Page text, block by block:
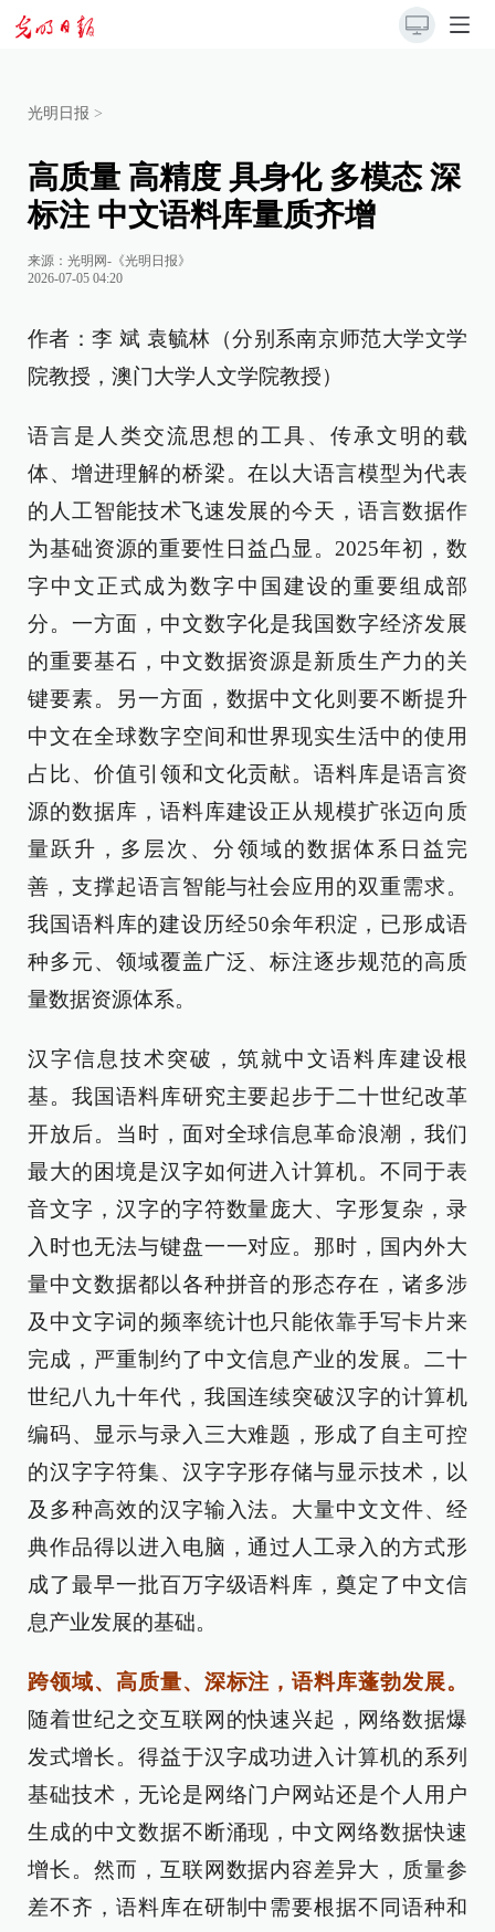
光明日报 >
高质量 高精度 具身化 多模态 深
标注 中文语料库量质齐增
来源： 光明网-《光明日报》
2026-07-05 04:20
作者：李 斌 袁毓林（分别系南京师范大学文学
院教授，澳门大学人文学院教授）
语言是人类交流思想的工具、传承文明的载
体、增进理解的桥梁。在以大语言模型为代表
的人工智能技术飞速发展的今天，语言数据作
为基础资源的重要性日益凸显。2025年初，数
字中文正式成为数字中国建设的重要组成部
分。一方面，中文数字化是我国数字经济发展
的重要基石，中文数据资源是新质生产力的关
键要素。另一方面，数据中文化则要不断提升
中文在全球数字空间和世界现实生活中的使用
占比、价值引领和文化贡献。语料库是语言资
源的数据库，语料库建设正从规模扩张迈向质
量跃升，多层次、分领域的数据体系日益完
善，支撑起语言智能与社会应用的双重需求。
我国语料库的建设历经50余年积淀，已形成语
种多元、领域覆盖广泛、标注逐步规范的高质
量数据资源体系。
汉字信息技术突破，筑就中文语料库建设根
基。我国语料库研究主要起步于二十世纪改革
开放后。当时，面对全球信息革命浪潮，我们
最大的困境是汉字如何进入计算机。不同于表
音文字，汉字的字符数量庞大、字形复杂，录
入时也无法与键盘一一对应。那时，国内外大
量中文数据都以各种拼音的形态存在，诸多涉
及中文字词的频率统计也只能依靠手写卡片来
完成，严重制约了中文信息产业的发展。二十
世纪八九十年代，我国连续突破汉字的计算机
编码、显示与录入三大难题，形成了自主可控
的汉字字符集、汉字字形存储与显示技术，以
及多种高效的汉字输入法。大量中文文件、经
典作品得以进入电脑，通过人工录入的方式形
成了最早一批百万字级语料库，奠定了中文信
息产业发展的基础。
跨领域、高质量、深标注，语料库蓬勃发展。
随着世纪之交互联网的快速兴起，网络数据爆
发式增长。得益于汉字成功进入计算机的系列
基础技术，无论是网络门户网站还是个人用户
生成的中文数据不断涌现，中文网络数据快速
增长。然而，互联网数据内容差异大，质量参
差不齐，语料库在研制中需要根据不同语种和